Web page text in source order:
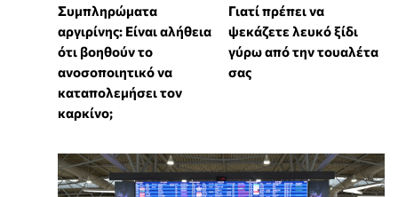
⁠Συμπληρώματα
αργιρίνης: Είναι αλήθεια
ότι βοηθούν το
ανοσοποιητικό να
καταπολεμήσει τον
καρκίνο;
Γιατί πρέπει να
ψεκάζετε λευκό ξίδι
γύρω από την τουαλέτα
σας